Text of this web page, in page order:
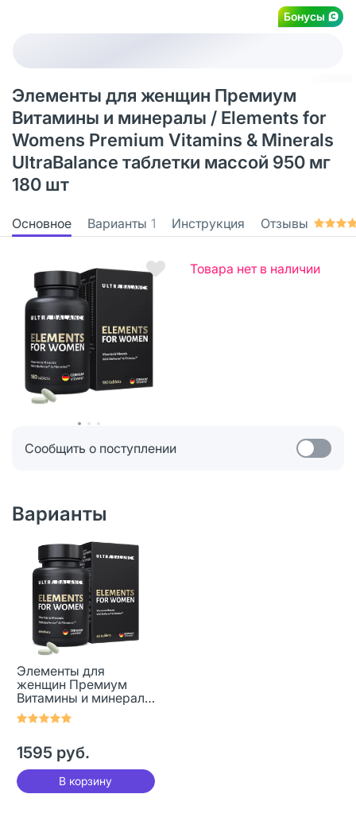
Бонусы
Элементы для женщин Премиум
Витамины и минералы / Elements for
Womens Premium Vitamins & Minerals
UltraBalance таблетки массой 950 мг
180 шт
Основное Варианты 1 Инструкция Отзывы
Товара нет в наличии
Сообщить о поступлении
Варианты
Элементы для
женщин Премиум
Витамины и минералы
/ Elements for Womens
Premium Vitamins &
таблетки массой 950
мг 60 шт
1595 руб.
В корзину